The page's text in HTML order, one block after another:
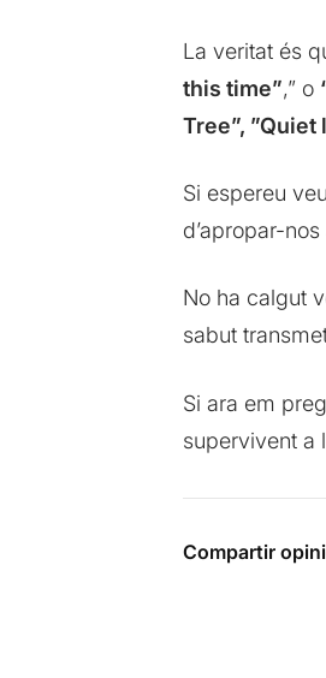
La veritat és
this time”,” o
Tree”, ”Quiet
Si espereu
d’apropar-
No ha calgut
sabut
Si ara em
supervivent a
Compartir